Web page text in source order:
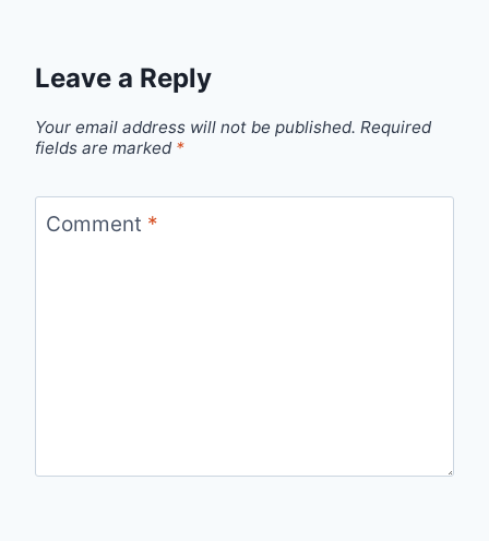
Leave a Reply
Your email address will not be published. Required
fields are marked *
Comment *